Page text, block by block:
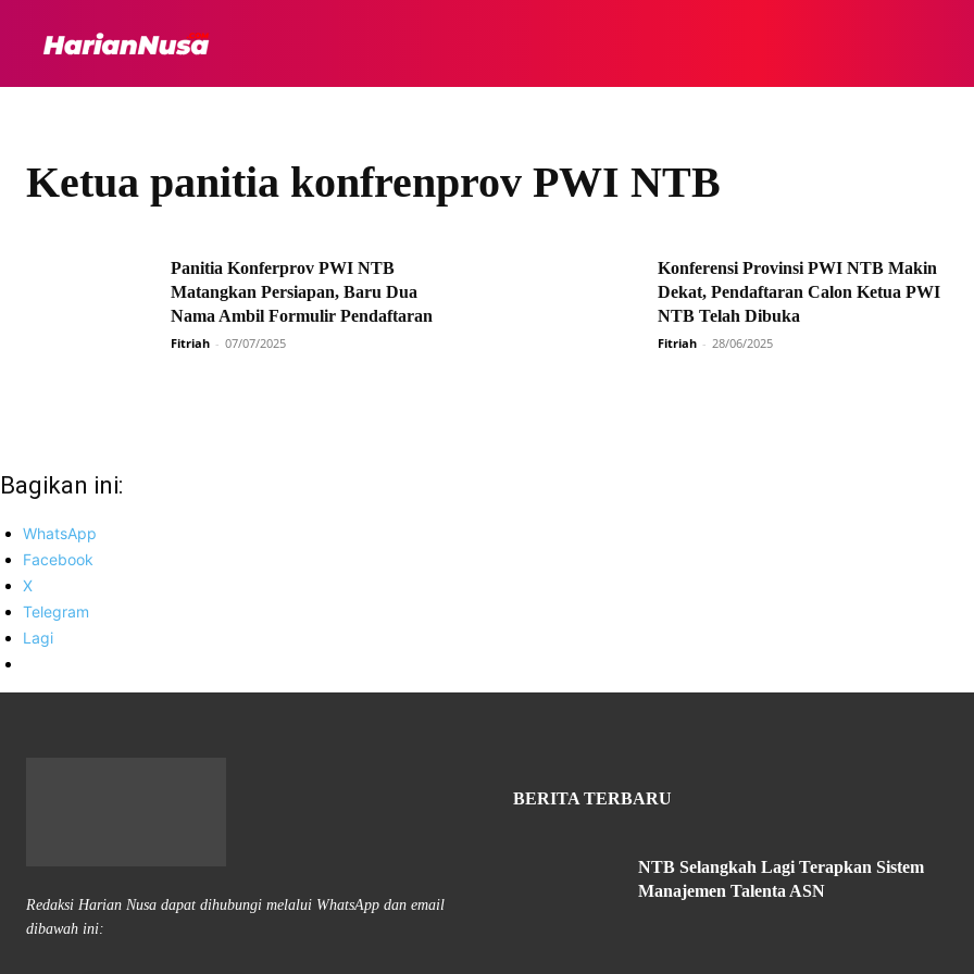
Ketua panitia konfrenprov PWI NTB
Panitia Konferprov PWI NTB
Matangkan Persiapan, Baru Dua
Nama Ambil Formulir Pendaftaran
Fitriah - 07/07/2025
Konferensi Provinsi PWI NTB Makin
Dekat, Pendaftaran Calon Ketua PWI
NTB Telah Dibuka
Fitriah - 28/06/2025
Bagikan ini:
WhatsApp
Facebook
X
Telegram
Lagi
Redaksi Harian Nusa dapat dihubungi melalui WhatsApp dan email
dibawah ini:
BERITA TERBARU
NTB Selangkah Lagi Terapkan Sistem
Manajemen Talenta ASN